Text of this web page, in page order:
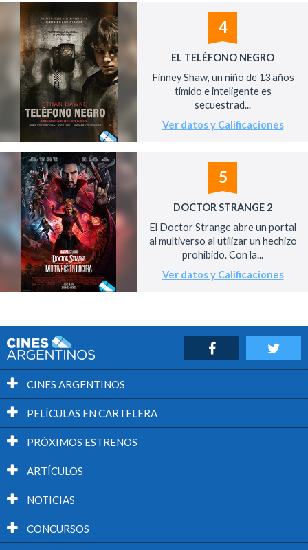
4
EL TELÉFONO NEGRO
Finney Shaw, un niño de 13 años
tímido e inteligente es
secuestrad...
Ver datos y Calificaciones
5
DOCTOR STRANGE 2
El Doctor Strange abre un portal
al multiverso al utilizar un hechizo
prohibido. Con la...
Ver datos y Calificaciones
CINES ARGENTINOS
PELÍCULAS EN CARTELERA
PRÓXIMOS ESTRENOS
ARTÍCULOS
NOTICIAS
CONCURSOS